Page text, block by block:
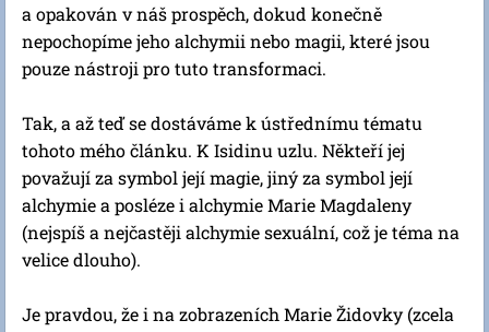
a opakován v náš prospěch, dokud konečně
nepochopíme jeho alchymii nebo magii, které jsou
pouze nástroji pro tuto transformaci.
Tak, a až teď se dostáváme k ústřednímu tématu
tohoto mého článku. K Isidinu uzlu. Někteří jej
považují za symbol její magie, jiný za symbol její
alchymie a posléze i alchymie Marie Magdaleny
(nejspíš a nejčastěji alchymie sexuální, což je téma na
velice dlouho).
Je pravdou, že i na zobrazeních Marie Židovky (zcela